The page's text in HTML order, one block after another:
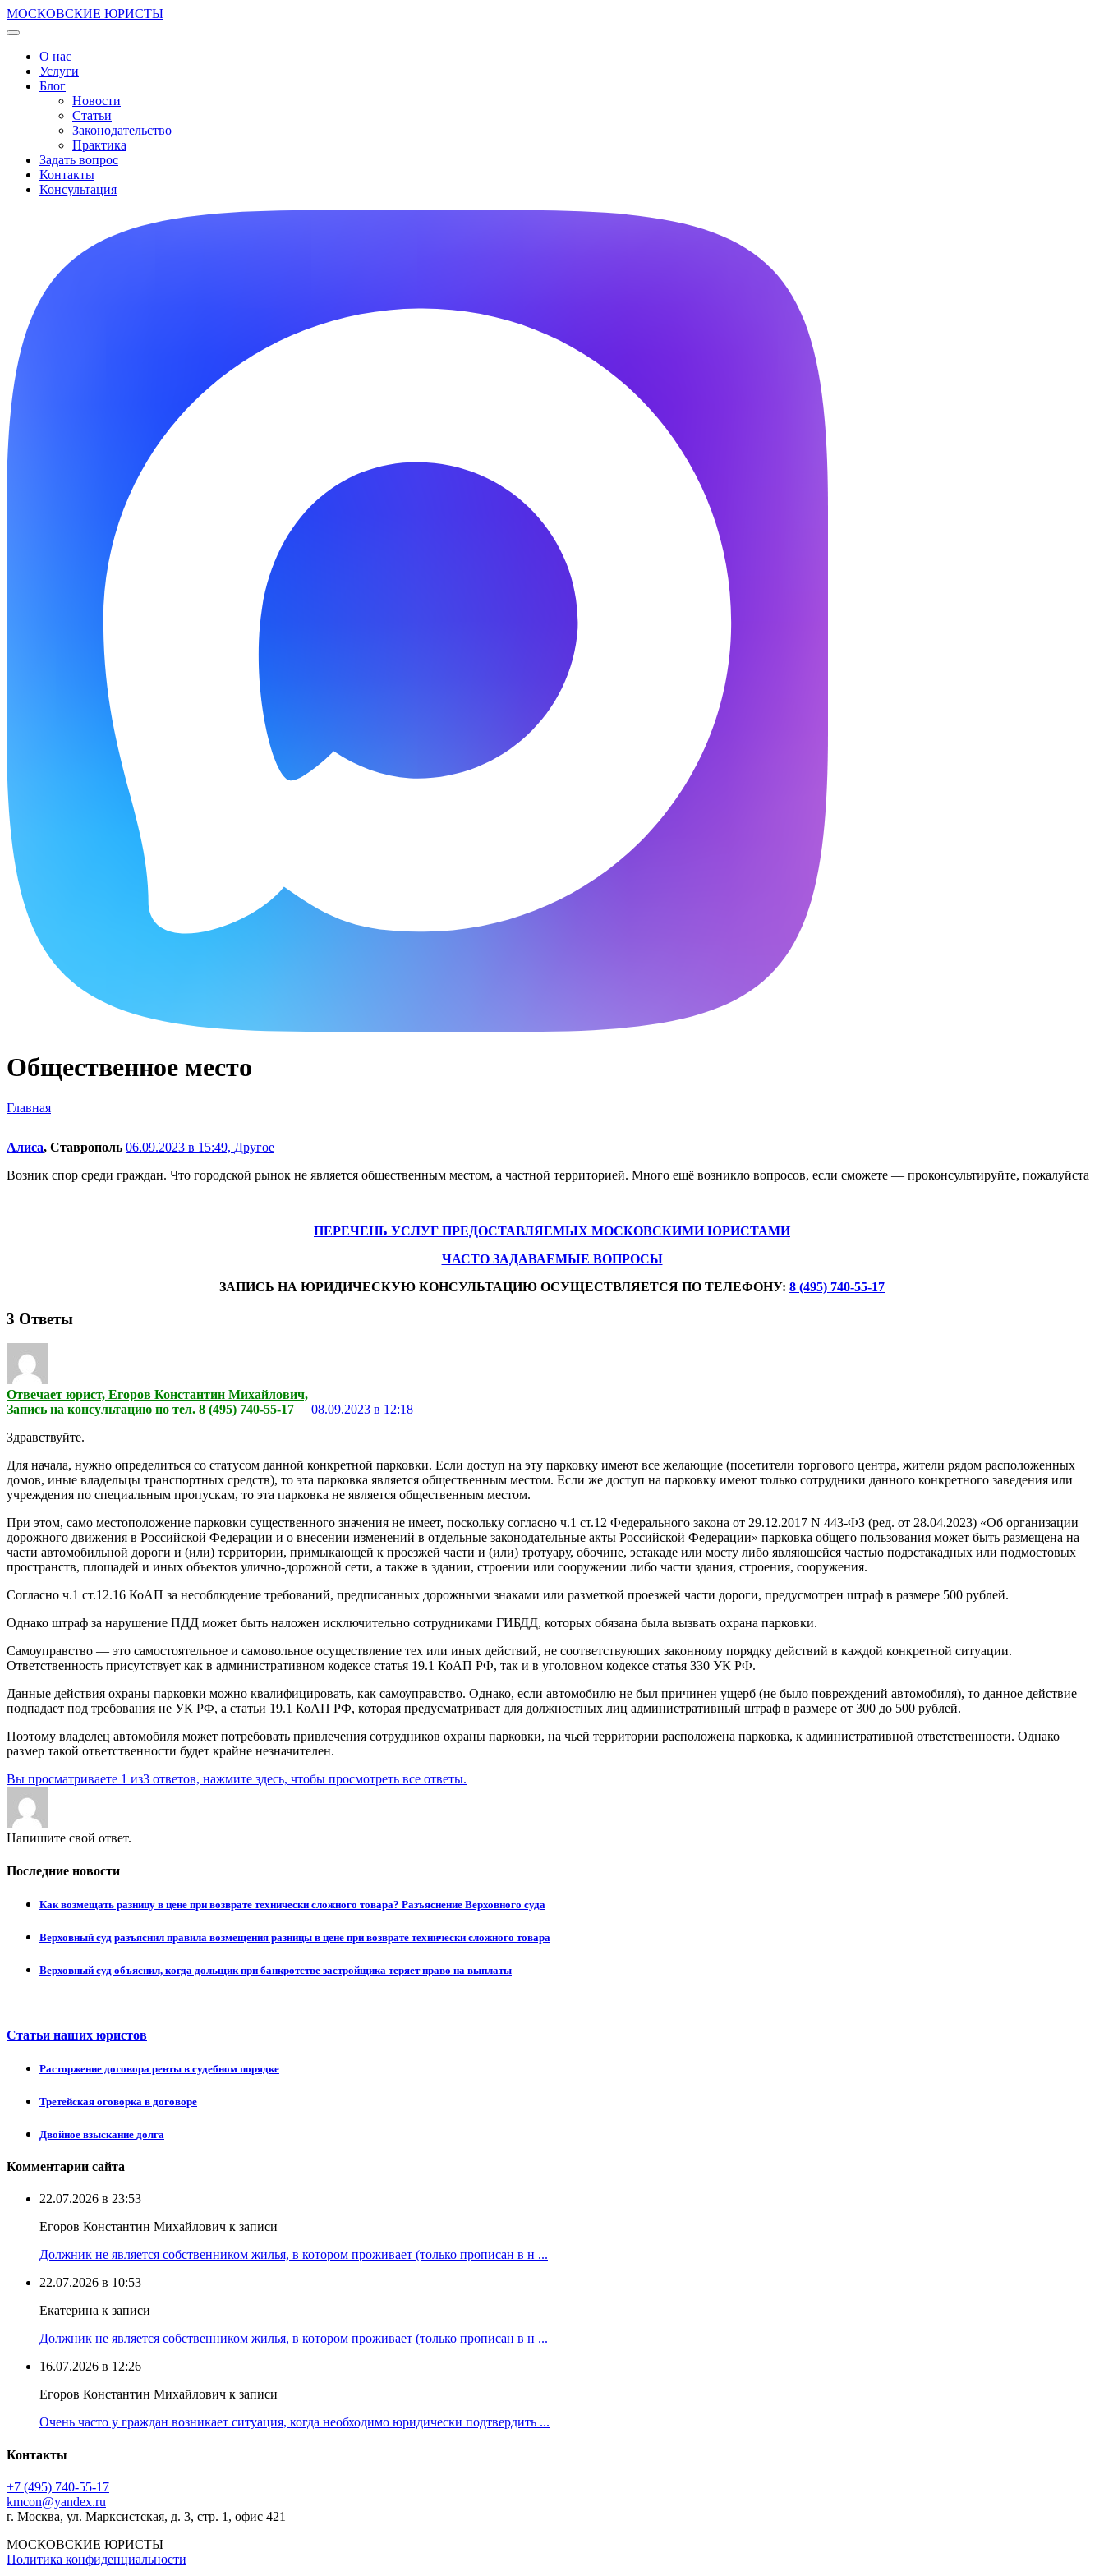
МОСКОВСКИЕ ЮРИСТЫ
О нас
Услуги
Блог
Новости
Статьи
Законодательство
Практика
Задать вопрос
Контакты
Консультация
Общественное место
Главная
Алиса, Ставрополь 06.09.2023 в 15:49, Другое
Возник спор среди граждан. Что городской рынок не является общественным местом, а частной территорией. Много ещё возникло вопросов, если сможете — проконсультируйте, пожалуйста
ПЕРЕЧЕНЬ УСЛУГ ПРЕДОСТАВЛЯЕМЫХ МОСКОВСКИМИ ЮРИСТАМИ
ЧАСТО ЗАДАВАЕМЫЕ ВОПРОСЫ
ЗАПИСЬ НА ЮРИДИЧЕСКУЮ КОНСУЛЬТАЦИЮ ОСУЩЕСТВЛЯЕТСЯ ПО ТЕЛЕФОНУ: 8 (495) 740-55-17
3 Ответы
Отвечает юрист, Егоров Константин Михайлович,
Запись на консультацию по тел. 8 (495) 740-55-17
08.09.2023 в 12:18
Здравствуйте.
Для начала, нужно определиться со статусом данной конкретной парковки. Если доступ на эту парковку имеют все желающие (посетители торгового центра, жители рядом расположенных
домов, иные владельцы транспортных средств), то эта парковка является общественным местом. Если же доступ на парковку имеют только сотрудники данного конкретного заведения или
учреждения по специальным пропускам, то эта парковка не является общественным местом.
При этом, само местоположение парковки существенного значения не имеет, поскольку согласно ч.1 ст.12 Федерального закона от 29.12.2017 N 443-ФЗ (ред. от 28.04.2023) «Об организации
дорожного движения в Российской Федерации и о внесении изменений в отдельные законодательные акты Российской Федерации» парковка общего пользования может быть размещена на
части автомобильной дороги и (или) территории, примыкающей к проезжей части и (или) тротуару, обочине, эстакаде или мосту либо являющейся частью подэстакадных или подмостовых
пространств, площадей и иных объектов улично-дорожной сети, а также в здании, строении или сооружении либо части здания, строения, сооружения.
Согласно ч.1 ст.12.16 КоАП за несоблюдение требований, предписанных дорожными знаками или разметкой проезжей части дороги, предусмотрен штраф в размере 500 рублей.
Однако штраф за нарушение ПДД может быть наложен исключительно сотрудниками ГИБДД, которых обязана была вызвать охрана парковки.
Самоуправство — это самостоятельное и самовольное осуществление тех или иных действий, не соответствующих законному порядку действий в каждой конкретной ситуации.
Ответственность присутствует как в административном кодексе статья 19.1 КоАП РФ, так и в уголовном кодексе статья 330 УК РФ.
Данные действия охраны парковки можно квалифицировать, как самоуправство. Однако, если автомобилю не был причинен ущерб (не было повреждений автомобиля), то данное действие
подпадает под требования не УК РФ, а статьи 19.1 КоАП РФ, которая предусматривает для должностных лиц административный штраф в размере от 300 до 500 рублей.
Поэтому владелец автомобиля может потребовать привлечения сотрудников охраны парковки, на чьей территории расположена парковка, к административной ответственности. Однако
размер такой ответственности будет крайне незначителен.
Вы просматриваете 1 из3 ответов, нажмите здесь, чтобы просмотреть все ответы.
Напишите свой ответ.
Последние новости
Как возмещать разницу в цене при возврате технически сложного товара? Разъяснение Верховного суда
Верховный суд разъяснил правила возмещения разницы в цене при возврате технически сложного товара
Верховный суд объяснил, когда дольщик при банкротстве застройщика теряет право на выплаты
Статьи наших юристов
Расторжение договора ренты в судебном порядке
Третейская оговорка в договоре
Двойное взыскание долга
Комментарии сайта
22.07.2026 в 23:53
Егоров Константин Михайлович к записи
Должник не является собственником жилья, в котором проживает (только прописан в н ...
22.07.2026 в 10:53
Екатерина к записи
Должник не является собственником жилья, в котором проживает (только прописан в н ...
16.07.2026 в 12:26
Егоров Константин Михайлович к записи
Очень часто у граждан возникает ситуация, когда необходимо юридически подтвердить ...
Контакты
+7 (495) 740‑55‑17
kmcon@yandex.ru
г. Москва, ул. Марксистская, д. 3, стр. 1, офис 421
МОСКОВСКИЕ ЮРИСТЫ
Политика конфиденциальности